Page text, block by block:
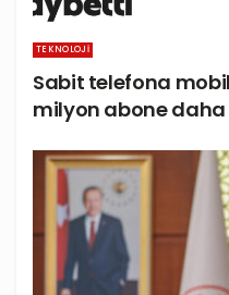
TEKNOLOJI
Sabit telefona
milyon abone